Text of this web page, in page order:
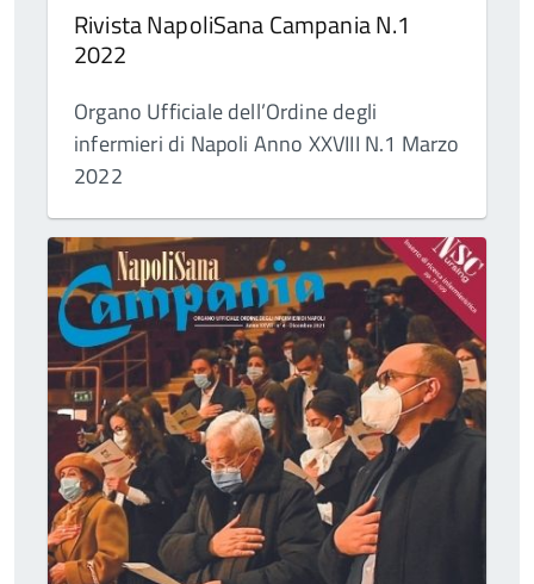
Rivista NapoliSana Campania N.1
2022
Organo Ufficiale dell’Ordine degli
infermieri di Napoli Anno XXVIII N.1 Marzo
2022